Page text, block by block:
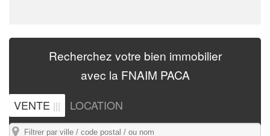
Recherchez votre bien immobilier
avec la FNAIM PACA
VENTE ||| LOCATION